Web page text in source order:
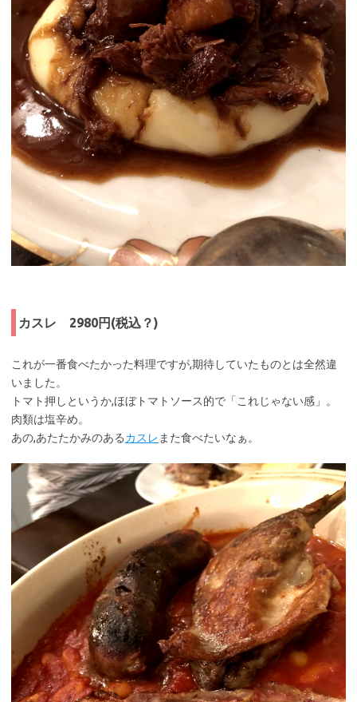
カスレ 2980円(税込？)
これが一番食べたかった料理ですが,期待していたものとは全然違
いました。
トマト押しというか,ほぼトマトソース的で「これじゃない感」。
肉類は塩辛め。
あの,あたたかみのあるカスレまた食べたいなぁ。